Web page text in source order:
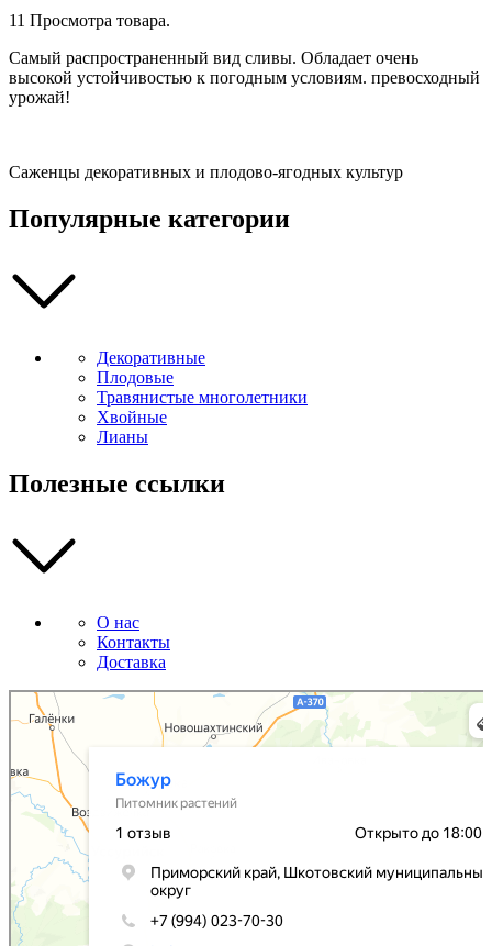
quantity
11 Просмотра товара.
Самый распространенный вид сливы. Обладает очень
высокой устойчивостью к погодным условиям. превосходный
урожай!
Саженцы декоративных и плодово-ягодных культур
Популярные категории
Декоративные
Плодовые
Травянистые многолетники
Хвойные
Лианы
Полезные ссылки
О нас
Контакты
Доставка
Божур
Питомник растений в Приморском крае